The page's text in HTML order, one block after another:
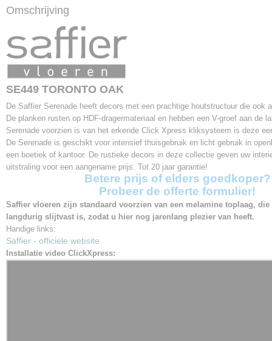
Productcode
Afmetingen (l,b,h)
126,10 x 19,20 x 0,80 cm
Omschrijving
SE449 TORONTO OAK
De Saffier Serenade heeft decors met een prachtige houtstructuur die ook
De planken rusten op HDF-dragermateriaal en hebben een V-groef aan de
Serenade voorzien is van het erkende Click Xpress kliksysteem is deze
De Serenade is geschikt voor intensief thuisgebruik en licht gebruik in
een boetiek of kantoor. De rustieke decors in deze collectie geven uw
uitstraling voor een aangename prijs. Tot 20 jaar garantie!
Betere prijs of elders goedkoper?
Probeer de offerte formulier!
Saffier vloeren zijn standaard voorzien van een melamine toplaag,
langdurig slijtvast is, zodat u hier nog jarenlang plezier van heeft.
Handige links:
Saffier - officiele website
Installatie video ClickXpress: